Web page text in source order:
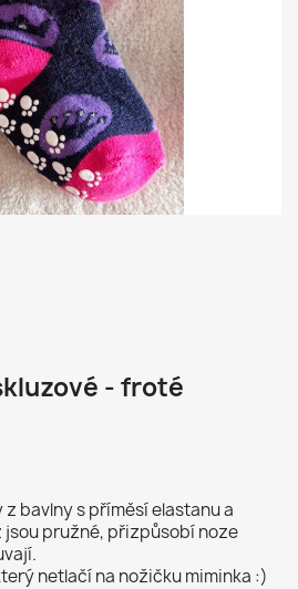
- froté
bavlny s příměsí elastanu a
pružné, přizpůsobí noze
netlačí na nožičku miminka :)